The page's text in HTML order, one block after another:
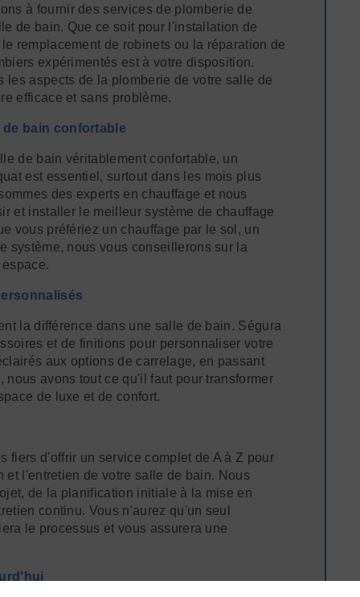
à fournir des services de plomberie de
de bain. Que ce soit pour l'installation de
remplacement de robinets ou la réparation de
expérimentés est à votre disposition.
les aspects de la plomberie de votre salle de
efficace et sans problème.
bain confortable
de bain véritablement confortable, un
est essentiel, surtout dans les mois plus
des experts en chauffage et nous
et installer le meilleur système de chauffage
vous préfériez un chauffage par le sol, un
système, nous vous conseillerons sur la
la différence dans une salle de bain. Ségura
et de finitions pour personnaliser votre
aux options de carrelage, en passant
nous avons tout ce qu'il faut pour transformer
de luxe et de confort.
fiers d'offrir un service complet de A à Z pour
et l'entretien de votre salle de bain. Nous
de la planification initiale à la mise en
continu. Vous n'aurez qu'un seul
le processus et vous assurera une